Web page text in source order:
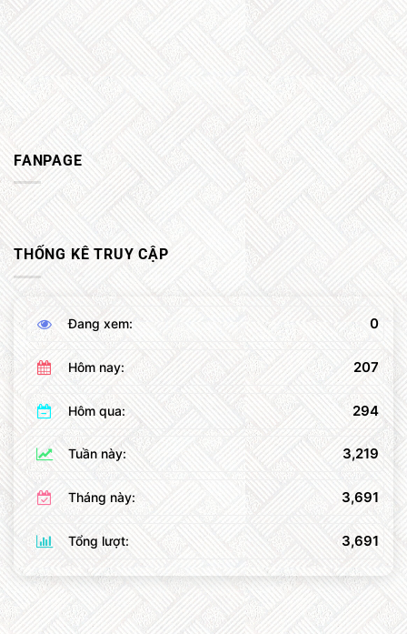
FANPAGE
THỐNG KÊ TRUY CẬP
Đang xem: 0
Hôm nay: 207
Hôm qua: 294
Tuần này: 3,219
Tháng này: 3,691
Tổng lượt: 3,691